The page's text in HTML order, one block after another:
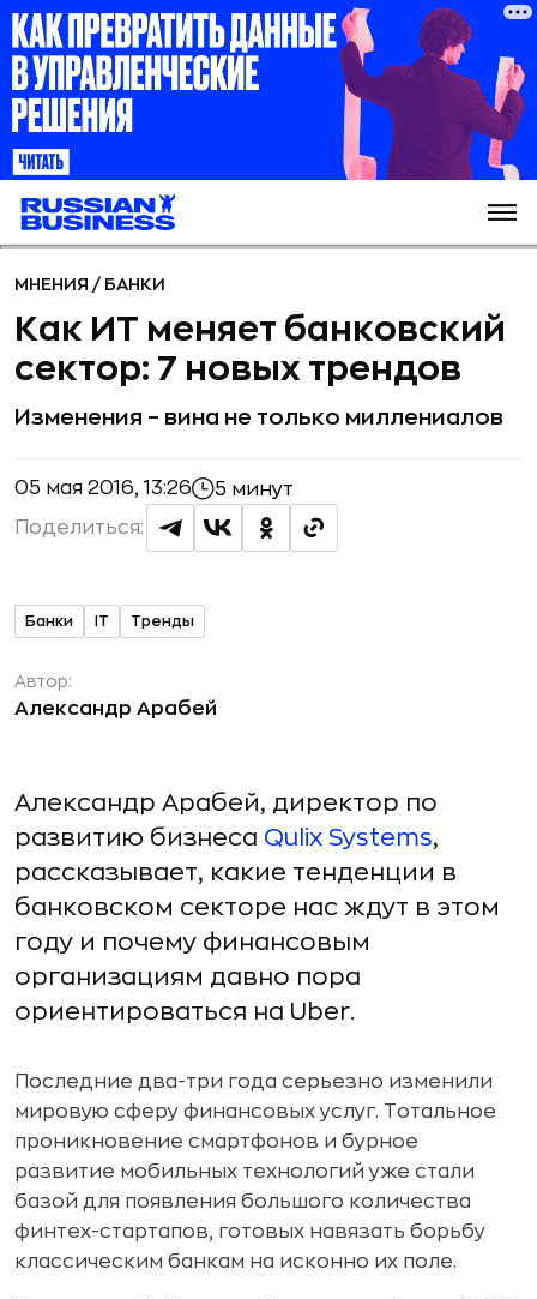
МНЕНИЯ / БАНКИ
Как ИТ меняет банковский
сектор: 7 новых трендов
Изменения – вина не только миллениалов
05 мая 2016, 13:26 5 минут
Поделиться:
Банки IT Тренды
Автор:
Александр Арабей
Александр Арабей, директор по
развитию бизнеса Qulix Systems,
рассказывает, какие тенденции в
банковском секторе нас ждут в этом
году и почему финансовым
организациям давно пора
ориентироваться на Uber.
Последние два-три года серьезно изменили
мировую сферу финансовых услуг. Тотальное
проникновение смартфонов и бурное
развитие мобильных технологий уже стали
базой для появления большого количества
финтех-стартапов, готовых навязать борьбу
классическим банкам на исконно их поле.